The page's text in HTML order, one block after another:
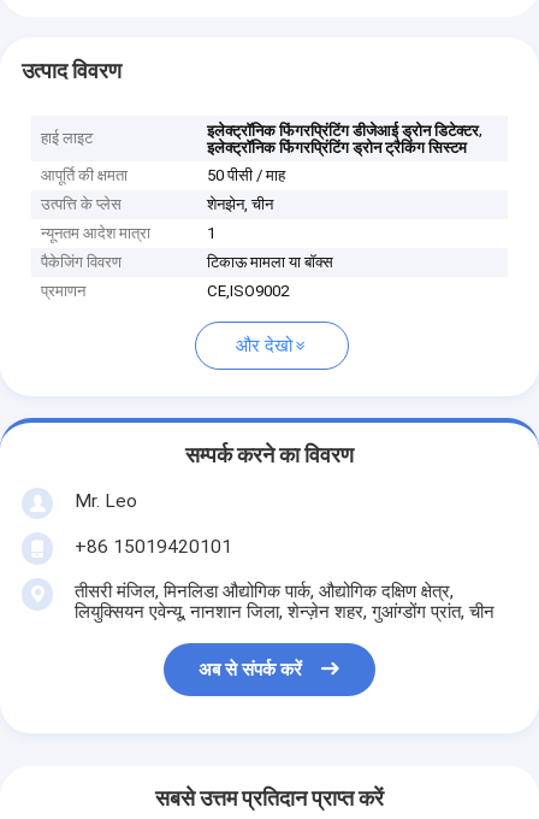
उत्पाद विवरण
हाई लाइट इलेक्ट्रॉनिक फिंगरप्रिंटिंग डीजेआई ड्रोन डिटेक्टर,
इलेक्ट्रॉनिक फिंगरप्रिंटिंग ड्रोन ट्रैकिंग सिस्टम
आपूर्ति की क्षमता
50 पीसी / माह
उत्पत्ति के प्लेस
शेनझेन, चीन
न्यूनतम आदेश मात्रा
1
पैकेजिंग विवरण
टिकाऊ मामला या बॉक्स
प्रमाणन
CE,ISO9002
और देखो
सम्पर्क करने का विवरण
Mr. Leo
+86 15019420101
तीसरी मंजिल, मिनलिडा औद्योगिक पार्क, औद्योगिक दक्षिण क्षेत्र,
लियुक्सियन एवेन्यू, नानशान जिला, शेन्ज़ेन शहर, गुआंग्डोंग प्रांत, चीन
अब से संपर्क करें
सबसे उत्तम प्रतिदान प्राप्त करें